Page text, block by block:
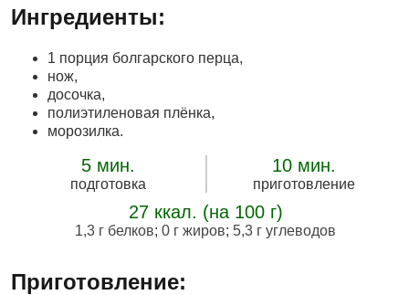
Ингредиенты:
1 порция болгарского перца,
нож,
досочка,
полиэтиленовая плёнка,
морозилка.
5 мин.
подготовка
10 мин.
приготовление
27 ккал. (на 100 г)
1,3 г белков; 0 г жиров; 5,3 г углеводов
Приготовление: